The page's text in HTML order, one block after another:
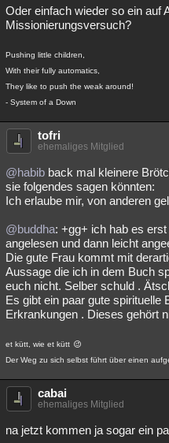
Oder einfach wieder so ein auf
Missionierungsversuch?
Pushing little children,
With their fully automatics,
They like to push the weak around!
- System of a Down
tofri
ehemaliges Mitglied
@habib back mal kleinere
sie folgendes sagen könnten:
Ich erlaube mir, von anderen
@buddha: +gg+ ich hab es
angelesen und dann leicht
Die gute Frau kommt mit
Aussage die ich in dem Buch
euch nicht. Selber schuld .
Es gibt ein paar gute
Erkrankungen . Dieses gehört
et kütt, wie et kütt
Der Weg zu sich selbst führt über einen
cabai
ehemaliges Mitglied
na jetzt kommen ja sogar ein